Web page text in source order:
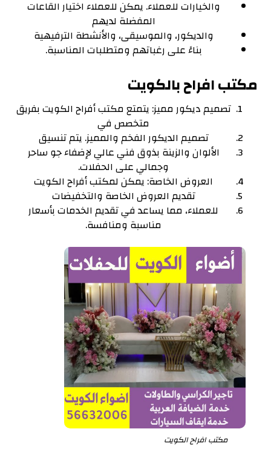
والخيارات للعملاء. يمكن للعملاء اختيار القاعات
المفضلة لديهم
والديكور، والموسيقى، والأنشطة الترفيهية
بناءً على رغباتهم ومتطلبات المناسبة.
مكتب افراح بالكويت‎
تصميم ديكور مميز: يتمتع مكتب أفراح الكويت بفريق
متخصص في
تصميم الديكور الفخم والمميز. يتم تنسيق
الألوان والزينة بذوق فني عالي لإضفاء جو ساحر
وجمالي على الحفلات.
العروض الخاصة: يمكن لمكتب أفراح الكويت
تقديم العروض الخاصة والتخفيضات
للعملاء، مما يساعد في تقديم الخدمات بأسعار
مناسبة ومنافسة.
مكتب افراح الكويت